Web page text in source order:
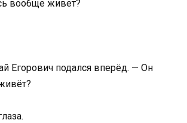
вообще живёт?
Егорович подался вперёд. — Он